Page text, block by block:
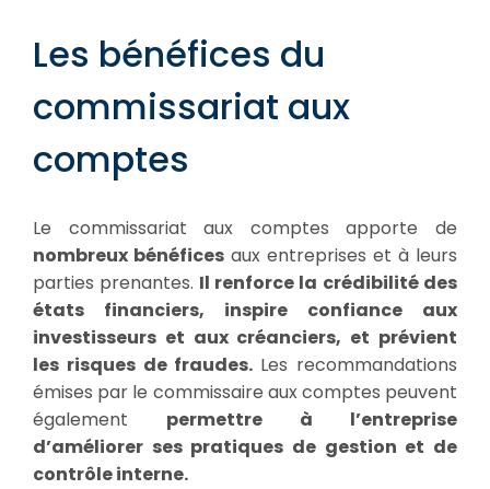
Les bénéfices du
commissariat aux
comptes
Le commissariat aux comptes apporte de
nombreux bénéfices aux entreprises et à leurs
parties prenantes. Il renforce la crédibilité des
états financiers, inspire confiance aux
investisseurs et aux créanciers, et prévient
les risques de fraudes. Les recommandations
émises par le commissaire aux comptes peuvent
également permettre à l’entreprise
d’améliorer ses pratiques de gestion et de
contrôle interne.